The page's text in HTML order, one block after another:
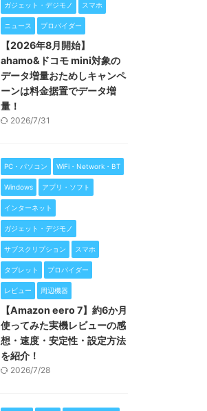
ガジェット・デジモノ スマホ
ニュース プロバイダー
【2026年8月開始】
ahamo&ドコモ mini対象の
データ増量おためしキャンペ
ーンは料金据置でデータ増
量！
2026/7/31
PC・パソコン WiFi・Network・BT
Windows アプリ・ソフト
インターネット
ガジェット・デジモノ
サブスクリプション スマホ
タブレット プロバイダー
レビュー 周辺機器
【Amazon eero 7】約6か月
使ってみた実機レビューの感
想・速度・安定性・設定方法
を紹介！
2026/7/28